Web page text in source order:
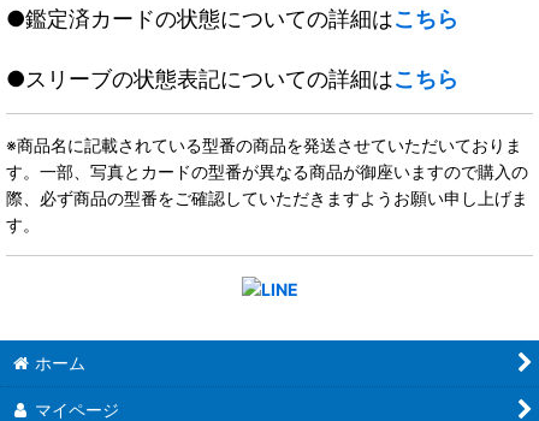
●鑑定済カードの状態についての詳細はこちら
●スリーブの状態表記についての詳細はこちら
※商品名に記載されている型番の商品を発送させていただいておりま
す。一部、写真とカードの型番が異なる商品が御座いますので購入の
際、必ず商品の型番をご確認していただきますようお願い申し上げま
す。
ホーム
マイページ